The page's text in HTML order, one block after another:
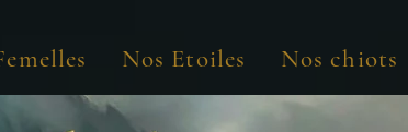
Nos Etoiles Nos chiots